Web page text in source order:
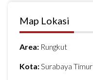
Map Lokasi
Area: Rungkut
Kota:Surabaya Timur